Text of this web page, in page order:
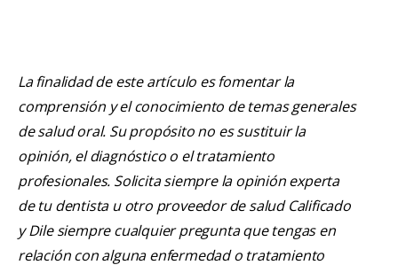
La finalidad de este artículo es fomentar la
comprensión y el conocimiento de temas generales
de salud oral. Su propósito no es sustituir la
opinión, el diagnóstico o el tratamiento
profesionales. Solicita siempre la opinión experta
de tu dentista u otro proveedor de salud Calificado
y Dile siempre cualquier pregunta que tengas en
relación con alguna enfermedad o tratamiento